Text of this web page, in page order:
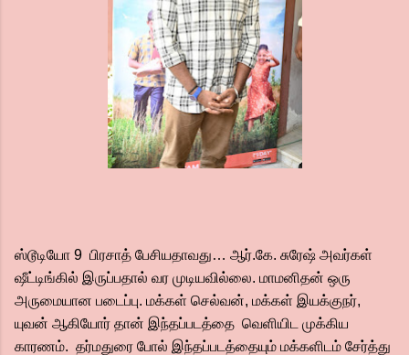
ஸ்டூடியோ 9 பிரசாத் பேசியதாவது… ஆர்.கே. சுரேஷ் அவர்கள்
ஷீட்டிங்கில் இருப்பதால் வர முடியவில்லை. மாமனிதன் ஒரு
அருமையான படைப்பு. மக்கள் செல்வன், மக்கள் இயக்குநர்,
யுவன் ஆகியோர் தான் இந்தப்படத்தை வெளியிட முக்கிய
காரணம். தர்மதுரை போல் இந்தப்படத்தையும் மக்களிடம் சேர்த்து